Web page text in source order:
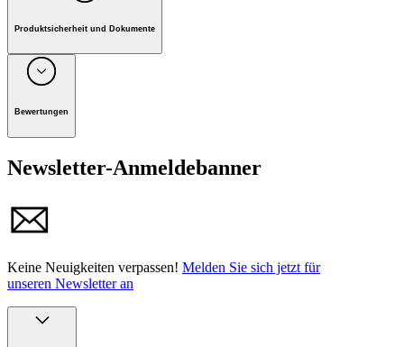
Produktsicherheit und Dokumente
Unternehmen: Alfred Kärcher GmbH, Maculangasse 4, A-
1220 Wien
Produktinformationen
Bewertungen
Newsletter-Anmeldebanner
Keine Neuigkeiten verpassen! Melden Sie sich jetzt für
unseren Newsletter an